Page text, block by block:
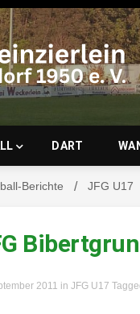
DART
Berichte JFG U17
2011 inJFG U17